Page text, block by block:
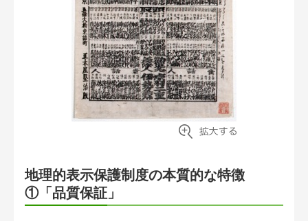
地理的表示保護制度の本質的な特徴
①「品質保証」